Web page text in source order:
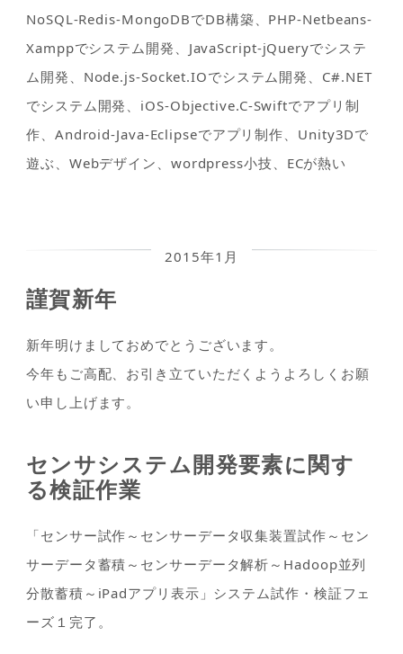
NoSQL-Redis-MongoDBでDB構築、PHP-Netbeans-
Xamppでシステム開発、JavaScript-jQueryでシステ
ム開発、Node.js-Socket.IOでシステム開発、C#.NET
でシステム開発、iOS-Objective.C-Swiftでアプリ制
作、Android-Java-Eclipseでアプリ制作、Unity3Dで
遊ぶ、Webデザイン、wordpress小技、ECが熱い
2015年1月
謹賀新年
新年明けましておめでとうございます。
今年もご高配、お引き立ていただくようよろしくお願
い申し上げます。
センサシステム開発要素に関す
る検証作業
「センサー試作～センサーデータ収集装置試作～セン
サーデータ蓄積～センサーデータ解析～Hadoop並列
分散蓄積～iPadアプリ表示」システム試作・検証フェ
ーズ１完了。